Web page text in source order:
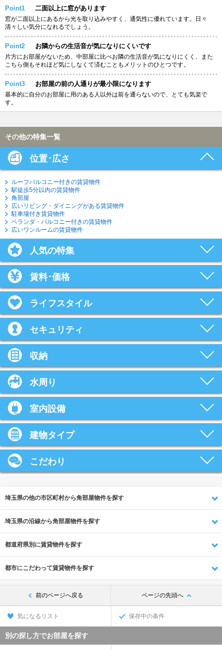
Point1 二面以上に窓があります
窓が二面以上にあるから光を取り込みやすく、通気性に優れています。日々
清々しい気分になれるでしょう。
Point2 お隣からの生活音が気になりにくいです
片方にお部屋がないため、中部屋に比べお隣の生活音が気になりにくく、また
こちら側もそれほど気にしなくて済むこともメリットのひとつです。
Point3 お部屋の前の人通りが最小限になります
基本的に自分のお部屋に用のある人以外は前を通らないので、とても気楽で
す。
その他の特集一覧
位置･広さ
ルーフバルコニー付きの賃貸物件
駅徒歩5分以内の賃貸物件
角部屋
広いリビング・ダイニングがある賃貸物件
駐車場付き賃貸物件
ベランダ・バルコニー付きの賃貸物件
広いワンルームの賃貸物件
人気の特集
賃料･価格
ライフスタイル
セキュリティ
収納
水周り
室内設備
建物タイプ
こだわり
埼玉県の他の市区町村から角部屋物件を探す
埼玉県の沿線から角部屋物件を探す
都道府県別に賃貸物件を探す
都市にこだわって賃貸物件を探す
前のページへ戻る ページの先頭へ
気になるリスト 保存中の条件
別の探し方でお部屋を探す